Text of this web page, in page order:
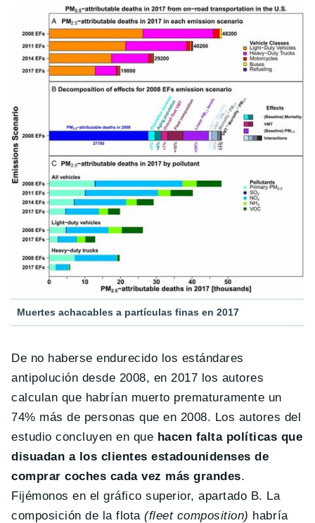
Muertes achacables a partículas finas en 2017
De no haberse endurecido los estándares
antipolución desde 2008, en 2017 los autores
calculan que habrían muerto prematuramente un
74% más de personas que en 2008. Los autores del
estudio concluyen en que hacen falta políticas que
disuadan a los clientes estadounidenses de
comprar coches cada vez más grandes.
Fijémonos en el gráfico superior, apartado B. La
composición de la flota(fleet composition) habría